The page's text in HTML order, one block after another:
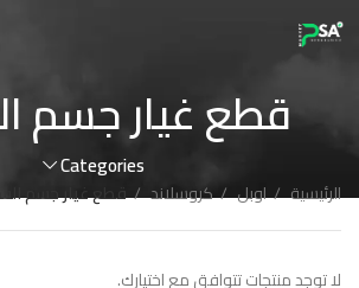
قطع غيار جسم
Categories
الرئيسية اوبل كروسلاند قطع غيار جسم
لا توجد منتجات تتوافق مع اختيارك.